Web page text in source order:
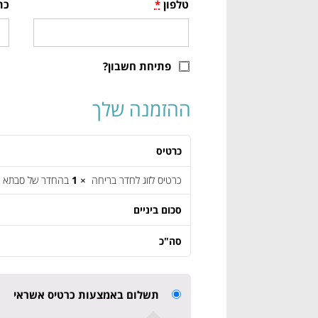
טלפון*
פתיחת חשבון?
ההזמנה שלך
כרטיס
כרטיס לזוג לחדר בריחה × 1 בהחדר של סבתא
סכום ביניים
סה"כ
תשלום באמצעות כרטיס אשראי